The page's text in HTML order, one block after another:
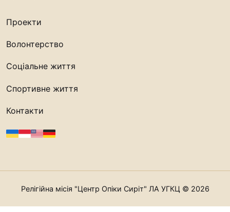
Проекти
Волонтерство
Соціальне життя
Спортивне життя
Контакти
Релігійна місія "Центр Опіки Сиріт" ЛА УГКЦ © 2026